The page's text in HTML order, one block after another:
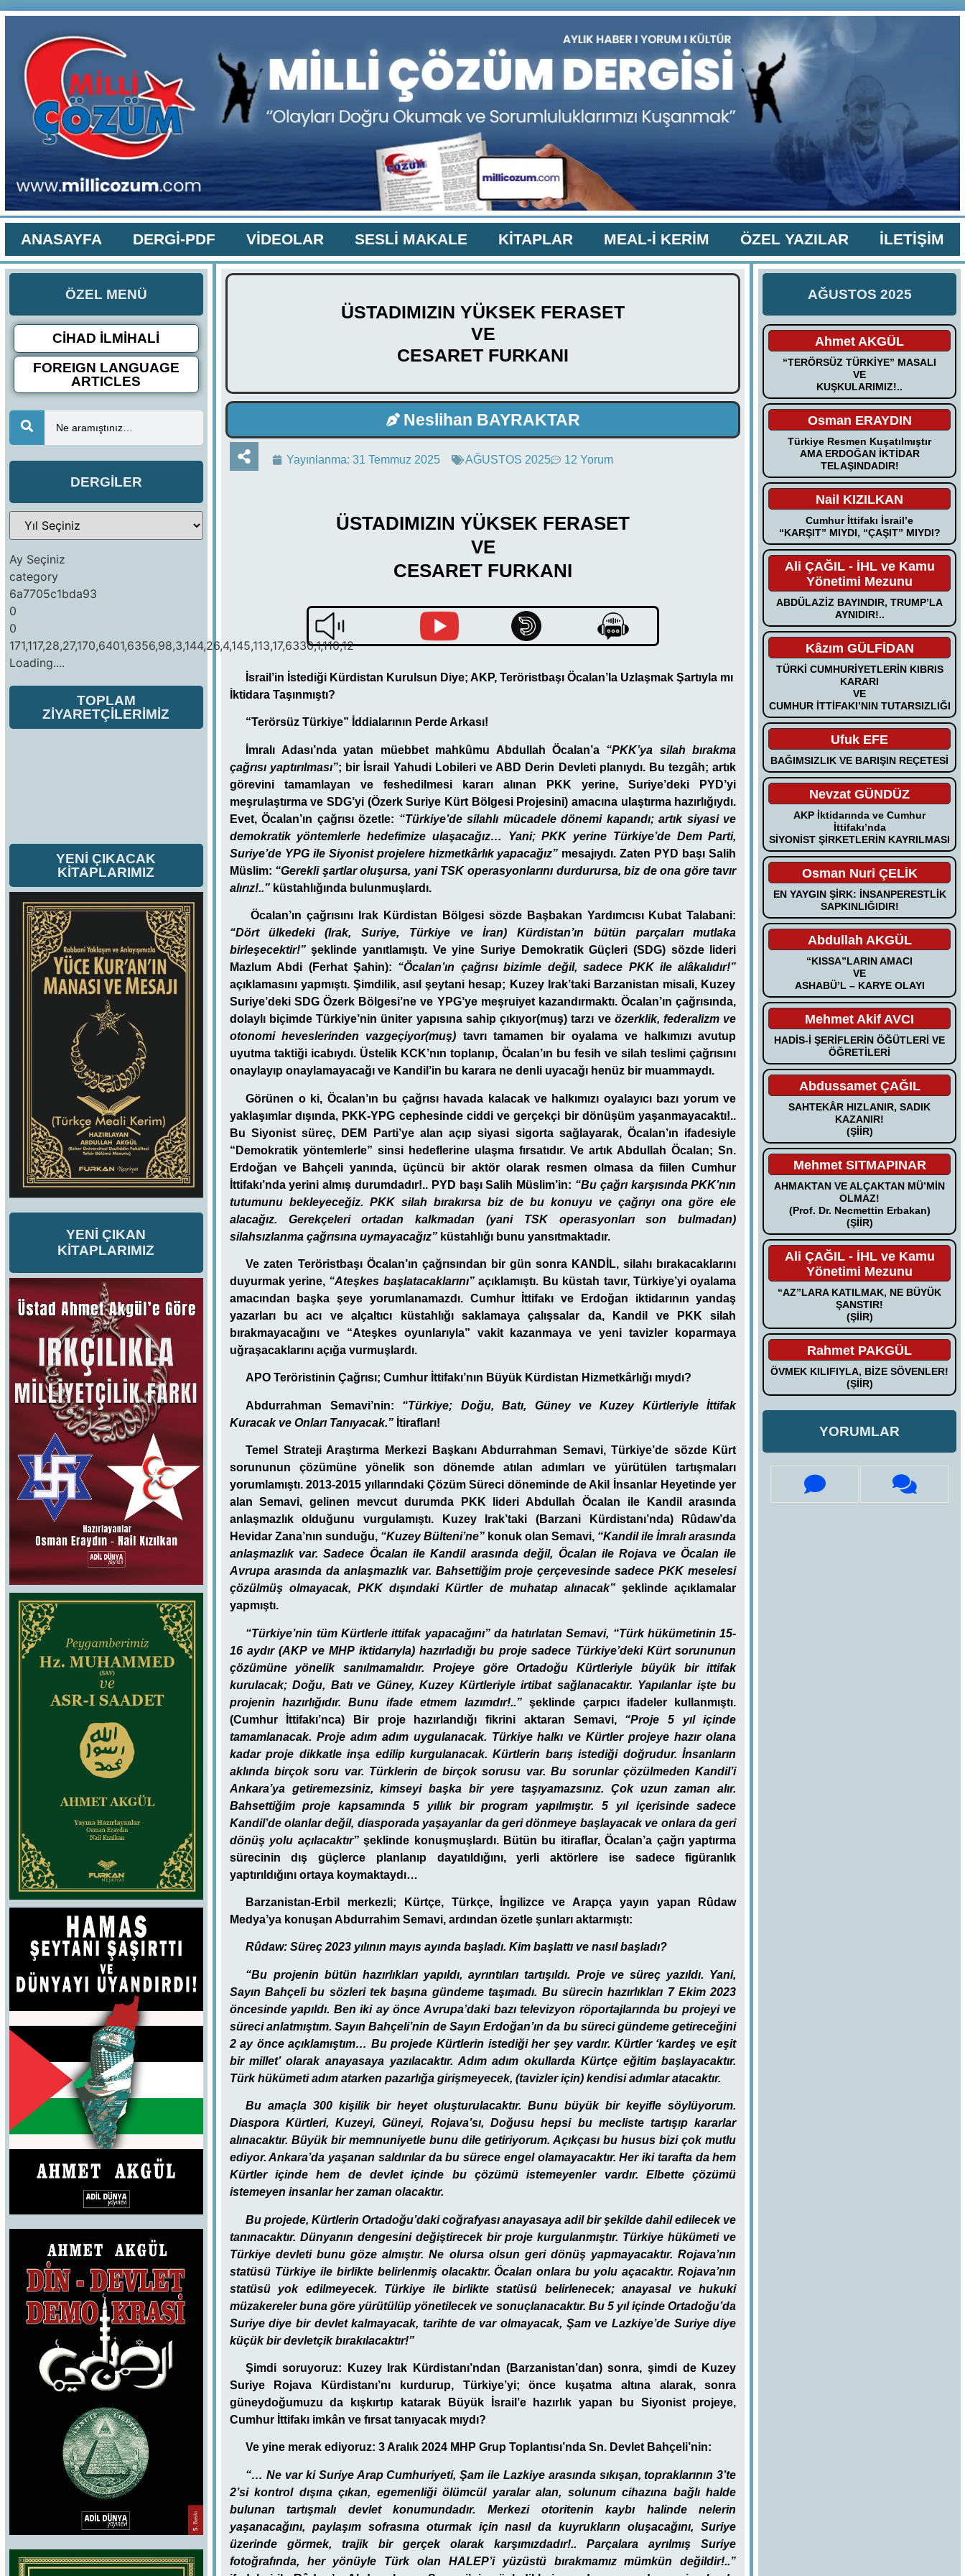
ANASAYFA DERGİ-PDF VİDEOLAR SESLİ MAKALE KİTAPLAR MEAL-İ KERİM ÖZEL YAZILAR İLETİŞİM
ÖZEL MENÜ
CİHAD İLMİHALİ
FOREIGN LANGUAGE
ARTICLES
Ne aramıştınız…
DERGİLER
Ay Seçiniz
category
6a7705c1bda93
0
0
171,117,28,27,170,6401,6356,98,3,144,26,4,145,113,17,6330,1,110,12
Loading....
TOPLAM
ZİYARETÇİLERİMİZ
YENİ ÇIKACAK
KİTAPLARIMIZ
YENİ ÇIKAN
KİTAPLARIMIZ
ÜSTADIMIZIN YÜKSEK FERASET
VE
CESARET FURKANI
Neslihan BAYRAKTAR
Yayınlanma: 31 Temmuz 2025 AĞUSTOS 2025 12 Yorum
ÜSTADIMIZIN YÜKSEK FERASET
VE
CESARET FURKANI
İsrail’in İstediği Kürdistan Kurulsun Diye; AKP, Teröristbaşı Öcalan’la Uzlaşmak Şartıyla mı
İktidara Taşınmıştı?
“Terörsüz Türkiye” İddialarının Perde Arkası!
İmralı Adası’nda yatan müebbet mahkûmu Abdullah Öcalan’a “PKK’ya silah bırakma
çağrısı yaptırılması”; bir İsrail Yahudi Lobileri ve ABD Derin Devleti planıydı. Bu tezgâh; artık
görevini tamamlayan ve feshedilmesi kararı alınan PKK yerine, Suriye’deki PYD’yi
meşrulaştırma ve SDG’yi (Özerk Suriye Kürt Bölgesi Projesini) amacına ulaştırma hazırlığıydı.
Evet, Öcalan’ın çağrısı özetle: “Türkiye’de silahlı mücadele dönemi kapandı; artık siyasi ve
demokratik yöntemlerle hedefimize ulaşacağız… Yani; PKK yerine Türkiye’de Dem Parti,
Suriye’de YPG ile Siyonist projelere hizmetkârlık yapacağız” mesajıydı. Zaten PYD başıSalih
Müslim: “Gerekli şartlar oluşursa, yani TSK operasyonlarını durdurursa, biz de ona göre tavır
alırız!..”küstahlığında bulunmuşlardı.
Öcalan’ın çağrısını Irak Kürdistan Bölgesi sözde Başbakan Yardımcısı Kubat Talabani:
“Dört ülkedeki (Irak, Suriye, Türkiye ve İran) Kürdistan’ın bütün parçaları mutlaka
birleşecektir!”şeklinde yanıtlamıştı. Ve yine Suriye Demokratik Güçleri (SDG) sözde lideri
Mazlum Abdi (Ferhat Şahin): “Öcalan’ın çağrısı bizimle değil, sadece PKK ile alâkalıdır!”
açıklamasını yapmıştı. Şimdilik, asıl şeytani hesap; Kuzey Irak’taki Barzanistan misali, Kuzey
Suriye’deki SDG Özerk Bölgesi’ne ve YPG’ye meşruiyet kazandırmaktı. Öcalan’ın çağrısında,
dolaylı biçimde Türkiye’nin üniter yapısına sahip çıkıyor(muş) tarzı ve özerklik, federalizm ve
otonomi heveslerinden vazgeçiyor(muş) tavrı tamamen bir oyalama ve halkımızı avutup
uyutma taktiği icabıydı. Üstelik KCK’nın toplanıp, Öcalan’ın bu fesih ve silah teslimi çağrısını
onaylayıp onaylamayacağı ve Kandil’in bu karara ne denli uyacağı henüz bir muammaydı.
Görünen o ki, Öcalan’ın bu çağrısı havada kalacak ve halkımızı oyalayıcı bazı yorum ve
yaklaşımlar dışında, PKK-YPG cephesinde ciddi ve gerçekçi bir dönüşüm yaşanmayacaktı!..
Bu Siyonist süreç, DEM Parti’ye alan açıp siyasi sigorta sağlayarak, Öcalan’ın ifadesiyle
“Demokratik yöntemlerle” sinsi hedeflerine ulaşma fırsatıdır. Ve artık Abdullah Öcalan; Sn.
Erdoğan ve Bahçeli yanında, üçüncü bir aktör olarak resmen olmasa da fiilen Cumhur
İttifakı’nda yerini almış durumdadır!.. PYD başıSalih Müslim’in: “Bu çağrı karşısında PKK’nın
tutumunu bekleyeceğiz. PKK silah bırakırsa biz de bu konuyu ve çağrıyı ona göre ele
alacağız. Gerekçeleri ortadan kalkmadan (yani TSK operasyonları son bulmadan)
silahsızlanma çağrısına uymayacağız”küstahlığı bunu yansıtmaktadır.
Ve zaten Teröristbaşı Öcalan’ın çağrısından bir gün sonra KANDİL, silahı bırakacaklarını
duyurmak yerine, “Ateşkes başlatacaklarını”açıklamıştı. Bu küstah tavır, Türkiye’yi oyalama
amacından başka şeye yorumlanamazdı. Cumhur İttifakı ve Erdoğan iktidarının yandaş
yazarları bu acı ve alçaltıcı küstahlığı saklamaya çalışsalar da, Kandil ve PKK silah
bırakmayacağını ve “Ateşkes oyunlarıyla” vakit kazanmaya ve yeni tavizler koparmaya
uğraşacaklarını açığa vurmuşlardı.
APO Teröristinin Çağrısı; Cumhur İttifakı’nın Büyük Kürdistan Hizmetkârlığı mıydı?
Abdurrahman Semavi’nin: “Türkiye; Doğu, Batı, Güney ve Kuzey Kürtleriyle İttifak
Kuracak ve Onları Tanıyacak.”İtirafları!
Temel Strateji Araştırma Merkezi BaşkanıAbdurrahman Semavi, Türkiye’de sözde Kürt
sorununun çözümüne yönelik son dönemde atılan adımları ve yürütülen tartışmaları
yorumlamıştı. 2013-2015 yıllarındaki Çözüm Süreci döneminde de Akil İnsanlar Heyetinde yer
alan Semavi, gelinen mevcut durumda PKK lideri Abdullah Öcalan ile Kandil arasında
anlaşmazlık olduğunu vurgulamıştı. Kuzey Irak’taki (Barzani Kürdistanı’nda) Rûdaw’da
Hevidar Zana’nın sunduğu, “Kuzey Bülteni’ne”konuk olan Semavi, “Kandil ile İmralı arasında
anlaşmazlık var. Sadece Öcalan ile Kandil arasında değil, Öcalan ile Rojava ve Öcalan ile
Avrupa arasında da anlaşmazlık var. Bahsettiğim proje çerçevesinde sadece PKK meselesi
çözülmüş olmayacak, PKK dışındaki Kürtler de muhatap alınacak”şeklinde açıklamalar
yapmıştı.
“Türkiye’nin tüm Kürtlerle ittifak yapacağını” da hatırlatan Semavi, “Türk hükümetinin 15-
16 aydır (AKP ve MHP iktidarıyla) hazırladığı bu proje sadece Türkiye’deki Kürt sorununun
çözümüne yönelik sanılmamalıdır. Projeye göre Ortadoğu Kürtleriyle büyük bir ittifak
kurulacak; Doğu, Batı ve Güney, Kuzey Kürtleriyle irtibat sağlanacaktır. Yapılanlar işte bu
projenin hazırlığıdır. Bunu ifade etmem lazımdır!..”şeklinde çarpıcı ifadeler kullanmıştı.
(Cumhur İttifakı’nca) Bir proje hazırlandığı fikrini aktaran Semavi, “Proje 5 yıl içinde
tamamlanacak. Proje adım adım uygulanacak. Türkiye halkı ve Kürtler projeye hazır olana
kadar proje dikkatle inşa edilip kurgulanacak. Kürtlerin barış istediği doğrudur. İnsanların
aklında birçok soru var. Türklerin de birçok sorusu var. Bu sorunlar çözülmeden Kandil’i
Ankara’ya getiremezsiniz, kimseyi başka bir yere taşıyamazsınız. Çok uzun zaman alır.
Bahsettiğim proje kapsamında 5 yıllık bir program yapılmıştır. 5 yıl içerisinde sadece
Kandil’de olanlar değil, diasporada yaşayanlar da geri dönmeye başlayacak ve onlara da geri
dönüş yolu açılacaktır”şeklinde konuşmuşlardı. Bütün bu itiraflar, Öcalan’a çağrı yaptırma
sürecinin dış güçlerce planlanıp dayatıldığını, yerli aktörlere ise sadece figüranlık
yaptırıldığını ortaya koymaktaydı…
Barzanistan-Erbil merkezli; Kürtçe, Türkçe, İngilizce ve Arapça yayın yapan Rûdaw
Medya’ya konuşan Abdurrahim Semavi, ardından özetle şunları aktarmıştı:
Rûdaw: Süreç 2023 yılının mayıs ayında başladı. Kim başlattı ve nasıl başladı?
“Bu projenin bütün hazırlıkları yapıldı, ayrıntıları tartışıldı. Proje ve süreç yazıldı. Yani,
Sayın Bahçeli bu sözleri tek başına gündeme taşımadı. Bu sürecin hazırlıkları 7 Ekim 2023
öncesinde yapıldı. Ben iki ay önce Avrupa’daki bazı televizyon röportajlarında bu projeyi ve
süreci anlatmıştım. Sayın Bahçeli’nin de Sayın Erdoğan’ın da bu süreci gündeme getireceğini
2 ay önce açıklamıştım… Bu projede Kürtlerin istediği her şey vardır. Kürtler ‘kardeş ve eşit
bir millet’ olarak anayasaya yazılacaktır. Adım adım okullarda Kürtçe eğitim başlayacaktır.
Türk hükümeti adım atarken pazarlığa girişmeyecek, (tavizler için) kendisi adımlar atacaktır.
Bu amaçla 300 kişilik bir heyet oluşturulacaktır. Bunu büyük bir keyifle söylüyorum.
Diaspora Kürtleri, Kuzeyi, Güneyi, Rojava’sı, Doğusu hepsi bu mecliste tartışıp kararlar
alınacaktır. Büyük bir memnuniyetle bunu dile getiriyorum. Açıkçası bu husus bizi çok mutlu
ediyor. Ankara’da yaşanan saldırılar da bu sürece engel olamayacaktır. Her iki tarafta da hem
Kürtler içinde hem de devlet içinde bu çözümü istemeyenler vardır. Elbette çözümü
istemeyen insanlar her zaman olacaktır.
Bu projede, Kürtlerin Ortadoğu’daki coğrafyası anayasaya adil bir şekilde dahil edilecek ve
tanınacaktır. Dünyanın dengesini değiştirecek bir proje kurgulanmıştır. Türkiye hükümeti ve
Türkiye devleti bunu göze almıştır. Ne olursa olsun geri dönüş yapmayacaktır. Rojava’nın
statüsü Türkiye ile birlikte belirlenmiş olacaktır. Öcalan onlara bu yolu açacaktır. Rojava’nın
statüsü yok edilmeyecek. Türkiye ile birlikte statüsü belirlenecek; anayasal ve hukuki
müzakereler buna göre yürütülüp yönetilecek ve sonuçlanacaktır. Bu 5 yıl içinde Ortadoğu’da
Suriye diye bir devlet kalmayacak, tarihte de var olmayacak, Şam ve Lazkiye’de Suriye diye
küçük bir devletçik bırakılacaktır!”
Şimdi soruyoruz: Kuzey Irak Kürdistanı’ndan (Barzanistan’dan) sonra, şimdi de Kuzey
Suriye Rojava Kürdistanı’nı kurdurup, Türkiye’yi; önce kuşatma altına alarak, sonra
güneydoğumuzu da kışkırtıp katarak Büyük İsrail’e hazırlık yapan bu Siyonist projeye,
Cumhur İttifakı imkân ve fırsat tanıyacak mıydı?
Ve yine merak ediyoruz: 3 Aralık 2024 MHP Grup Toplantısı’nda Sn. Devlet Bahçeli’nin:
“… Ne var ki Suriye Arap Cumhuriyeti, Şam ile Lazkiye arasında sıkışan, topraklarının 3’te
2’si kontrol dışına çıkan, egemenliği ölümcül yaralar alan, solunum cihazına bağlı halde
bulunan tartışmalı devlet konumundadır. Merkezi otoritenin kaybı halinde nelerin
yaşanacağını, paylaşım sofrasına oturmak için nasıl da kuyrukların oluşacağını, Suriye
üzerinde görmek, trajik bir gerçek olarak karşımızdadır!.. Parçalara ayrılmış Suriye
fotoğrafında, her yönüyle Türk olan HALEP’i yüzüstü bırakmamız mümkün değildir!..”
AĞUSTOS 2025
Ahmet AKGÜL
“TERÖRSÜZ TÜRKİYE” MASALI
VE
KUŞKULARIMIZ!..
Osman ERAYDIN
Türkiye Resmen Kuşatılmıştır
AMA ERDOĞAN İKTİDAR
TELAŞINDADIR!
Nail KIZILKAN
Cumhur İttifakı İsrail’e
“KARŞIT” MIYDI, “ÇAŞIT” MIYDI?
Ali ÇAĞIL - İHL ve Kamu
Yönetimi Mezunu
ABDÜLAZİZ BAYINDIR, TRUMP’LA
AYNIDIR!..
Kâzım GÜLFİDAN
TÜRKİ CUMHURİYETLERİN KIBRIS
KARARI
VE
CUMHUR İTTİFAKI’NIN TUTARSIZLIĞI
Ufuk EFE
BAĞIMSIZLIK VE BARIŞIN REÇETESİ
Nevzat GÜNDÜZ
AKP İktidarında ve Cumhur
İttifakı’nda
SİYONİST ŞİRKETLERİN KAYRILMASI
Osman Nuri ÇELİK
EN YAYGIN ŞİRK: İNSANPERESTLİK
SAPKINLIĞIDIR!
Abdullah AKGÜL
“KISSA”LARIN AMACI
VE
ASHABÜ’L – KARYE OLAYI
Mehmet Akif AVCI
HADİS-İ ŞERİFLERİN ÖĞÜTLERİ VE
ÖĞRETİLERİ
Abdussamet ÇAĞIL
SAHTEKÂR HIZLANIR, SADIK
KAZANIR!
(ŞİİR)
Mehmet SITMAPINAR
AHMAKTAN VE ALÇAKTAN MÜ’MİN
OLMAZ!
(Prof. Dr. Necmettin Erbakan)
(ŞİİR)
Ali ÇAĞIL - İHL ve Kamu
Yönetimi Mezunu
“AZ”LARA KATILMAK, NE BÜYÜK
ŞANSTIR!
(ŞİİR)
Rahmet PAKGÜL
ÖVMEK KILIFIYLA, BİZE SÖVENLER!
(ŞİİR)
YORUMLAR